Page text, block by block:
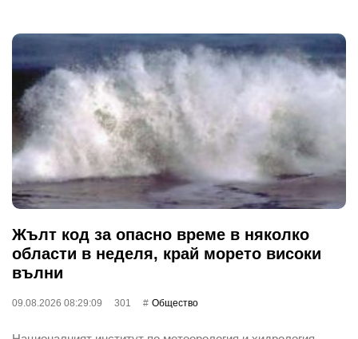
Жълт код за опасно време в няколко
области в неделя, край морето високи
вълни
09.08.2026 08:29:09 301 Общество